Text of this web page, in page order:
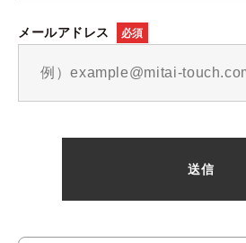
メールアドレス 必須